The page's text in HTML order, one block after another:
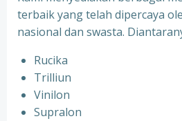
terbaik yang telah dipercaya
nasional dan swasta.
Rucika
Trilliun
Vinilon
Supralon